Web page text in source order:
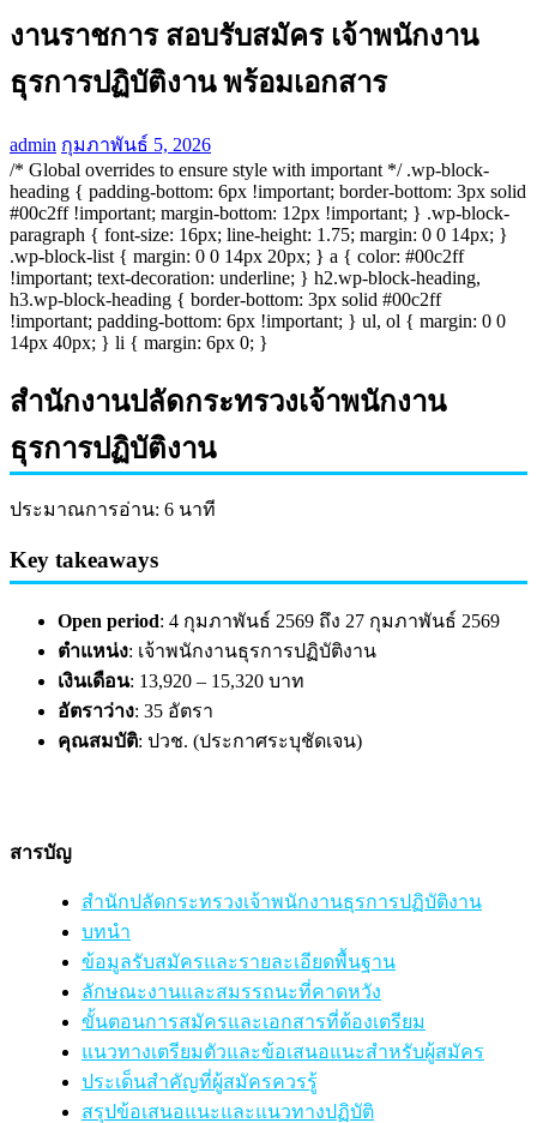
งานราชการ สอบรับสมัคร เจ้าพนักงาน
ธุรการปฏิบัติงาน พร้อมเอกสาร
admin กุมภาพันธ์ 5, 2026
/* Global overrides to ensure style with important */ .wp-block-
heading { padding-bottom: 6px !important; border-bottom: 3px solid
#00c2ff !important; margin-bottom: 12px !important; } .wp-block-
paragraph { font-size: 16px; line-height: 1.75; margin: 0 0 14px; }
.wp-block-list { margin: 0 0 14px 20px; } a { color: #00c2ff
!important; text-decoration: underline; } h2.wp-block-heading,
h3.wp-block-heading { border-bottom: 3px solid #00c2ff
!important; padding-bottom: 6px !important; } ul, ol { margin: 0 0
14px 40px; } li { margin: 6px 0; }
สำนักงานปลัดกระทรวงเจ้าพนักงาน
ธุรการปฏิบัติงาน
ประมาณการอ่าน: 6 นาที
Key takeaways
Open period: 4 กุมภาพันธ์ 2569 ถึง 27 กุมภาพันธ์ 2569
ตำแหน่ง: เจ้าพนักงานธุรการปฏิบัติงาน
เงินเดือน: 13,920 – 15,320 บาท
อัตราว่าง: 35 อัตรา
คุณสมบัติ: ปวช. (ประกาศระบุชัดเจน)
สารบัญ
สำนักปลัดกระทรวงเจ้าพนักงานธุรการปฏิบัติงาน
บทนำ
ข้อมูลรับสมัครและรายละเอียดพื้นฐาน
ลักษณะงานและสมรรถนะที่คาดหวัง
ขั้นตอนการสมัครและเอกสารที่ต้องเตรียม
แนวทางเตรียมตัวและข้อเสนอแนะสำหรับผู้สมัคร
ประเด็นสำคัญที่ผู้สมัครควรรู้
สรุปข้อเสนอแนะและแนวทางปฏิบัติ